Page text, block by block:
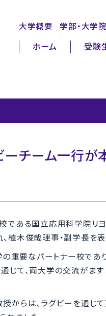
大学概要 学部・大学
ホーム 受験
チーム一行が
である国立応用科学院
植木俊哉理事・副学長を表
重要なパートナー校であ
て、両大学の交流がます
らは、ラグビーを通じ